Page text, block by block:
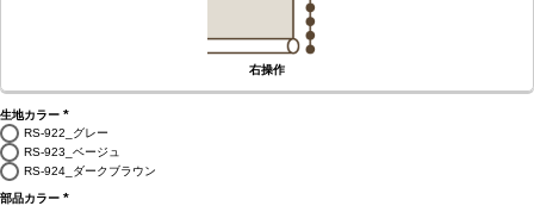
右操作
生地カラー
(必
須)
RS-922_グレー
RS-923_ベージュ
RS-924_ダークブラウン
部品カラー